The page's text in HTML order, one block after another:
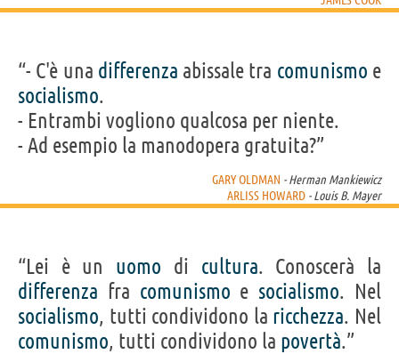
“- C'è una differenza abissale tra comunismo e
socialismo.
- Entrambi vogliono qualcosa per niente.
- Ad esempio la manodopera gratuita?”
GARY OLDMAN - Herman Mankiewicz
ARLISS HOWARD - Louis B. Mayer
“Lei è un uomo di cultura. Conoscerà la
differenza fra comunismo e socialismo. Nel
socialismo, tutti condividono la ricchezza. Nel
comunismo, tutti condividono la povertà.”